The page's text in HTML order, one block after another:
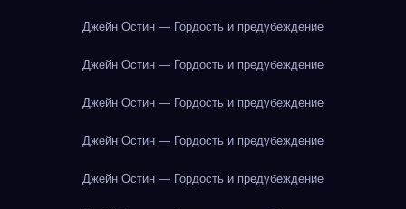
Джейн Остин — Гордость и предубеждение
Джейн Остин — Гордость и предубеждение
Джейн Остин — Гордость и предубеждение
Джейн Остин — Гордость и предубеждение
Джейн Остин — Гордость и предубеждение